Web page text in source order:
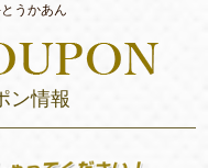
うかあん
ン情報